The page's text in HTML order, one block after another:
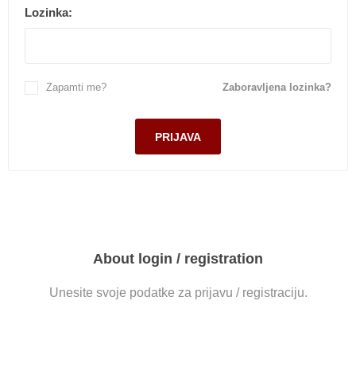
Lozinka:
Zaboravljena lozinka?
Zapamti me?
About login / registration
Unesite svoje podatke za prijavu / registraciju.